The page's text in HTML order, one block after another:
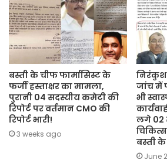
बस्ती के चीफ फार्मासिस्ट के
फर्जी हस्ताक्षर का मामला,
पुरानी 04 सदस्यीय कमेटी की
रिपोर्ट पर वर्तमान CMO की
रिपोर्ट भारी!
3 weeks ago
निरंकुश
जांच में
भी
लगे 02
बस्ती के
June